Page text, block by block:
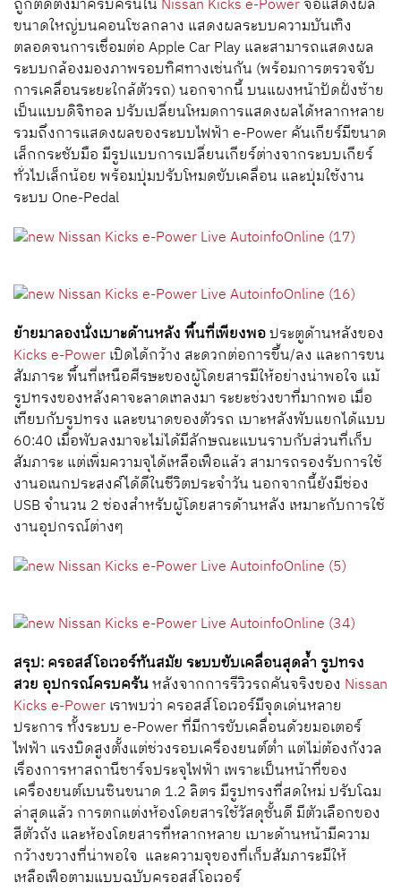
ถูกติดตั้งมาครบครันใน Nissan Kicks e-Powerจอแสดงผล
ขนาดใหญ่บนคอนโซลกลาง แสดงผลระบบความบันเทิง
ตลอดจนการเชื่อมต่อ Apple Car Play และสามารถแสดงผล
ระบบกล้องมองภาพรอบทิศทางเช่นกัน (พร้อมการตรวจจับ
การเคลื่อนระยะใกล้ตัวรถ) นอกจากนี้ บนแผงหน้าปัดฝั่งซ้าย
เป็นแบบดิจิทอล ปรับเปลี่ยนโหมดการแสดงผลได้หลากหลาย
รวมถึงการแสดงผลของระบบไฟฟ้า e-Power คันเกียร์มีขนาด
เล็กกระชับมือ มีรูปแบบการเปลี่ยนเกียร์ต่างจากระบบเกียร์
ทั่วไปเล็กน้อย พร้อมปุ่มปรับโหมดขับเคลื่อน และปุ่มใช้งาน
ระบบ One-Pedal
ย้ายมาลองนั่งเบาะด้านหลัง พื้นที่เพียงพอประตูด้านหลังของ
Kicks e-Powerเปิดได้กว้าง สะดวกต่อการขึ้น/ลง และการขน
สัมภาระ พื้นที่เหนือศีรษะของผู้โดยสารมีให้อย่างน่าพอใจ แม้
รูปทรงของหลังคาจะลาดเทลงมา ระยะช่วงขาที่มากพอ เมื่อ
เทียบกับรูปทรง และขนาดของตัวรถ เบาะหลังพับแยกได้แบบ
60:40 เมื่อพับลงมาจะไม่ได้มีลักษณะแบนราบกับส่วนที่เก็บ
สัมภาระ แต่เพิ่มความจุได้เหลือเฟือแล้ว สามารถรองรับการใช้
งานอเนกประสงค์ได้ดีในชีวิตประจำวัน นอกจากนี้ยังมีช่อง
USB จำนวน 2 ช่องสำหรับผู้โดยสารด้านหลัง เหมาะกับการใช้
งานอุปกรณ์ต่างๆ
สรุป: ครอสส์โอเวอร์ทันสมัย ระบบขับเคลื่อนสุดล้ำ รูปทรง
สวย อุปกรณ์ครบครันหลังจากการรีวิวรถคันจริงของ Nissan
Kicks e-Powerเราพบว่า ครอสส์โอเวอร์มีจุดเด่นหลาย
ประการ ทั้งระบบ e-Power ที่มีการขับเคลื่อนด้วยมอเตอร์
ไฟฟ้า แรงบิดสูงตั้งแต่ช่วงรอบเครื่องยนต์ต่ำ แต่ไม่ต้องกังวล
เรื่องการหาสถานีชาร์จประจุไฟฟ้า เพราะเป็นหน้าที่ของ
เครื่องยนต์เบนซินขนาด 1.2 ลิตร มีรูปทรงที่สดใหม่ ปรับโฉม
ล่าสุดแล้ว การตกแต่งห้องโดยสารใช้วัสดุชั้นดี มีตัวเลือกของ
สีตัวถัง และห้องโดยสารที่หลากหลาย เบาะด้านหน้ามีความ
กว้างขวางที่น่าพอใจ และความจุของที่เก็บสัมภาระมีให้
เหลือเฟือตามแบบฉบับครอสส์โอเวอร์